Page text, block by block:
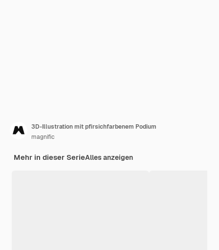
3D-Illustration mit pfirsichfarbenem Podium
magnific
Mehr in dieser SerieAlles anzeigen